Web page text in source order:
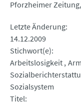
Pforzheimer Zeitung
Letzte Änderung
14.12.2009
Stichwort(e)
Arbeitslosigkeit
Sozialsystem
Titel